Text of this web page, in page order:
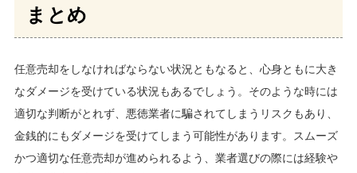
まとめ
任意売却をしなければならない状況ともなると、心身ともに大き
なダメージを受けている状況もあるでしょう。そのような時には
適切な判断がとれず、悪徳業者に騙されてしまうリスクもあり、
金銭的にもダメージを受けてしまう可能性があります。スムーズ
かつ適切な任意売却が進められるよう、業者選びの際には経験や